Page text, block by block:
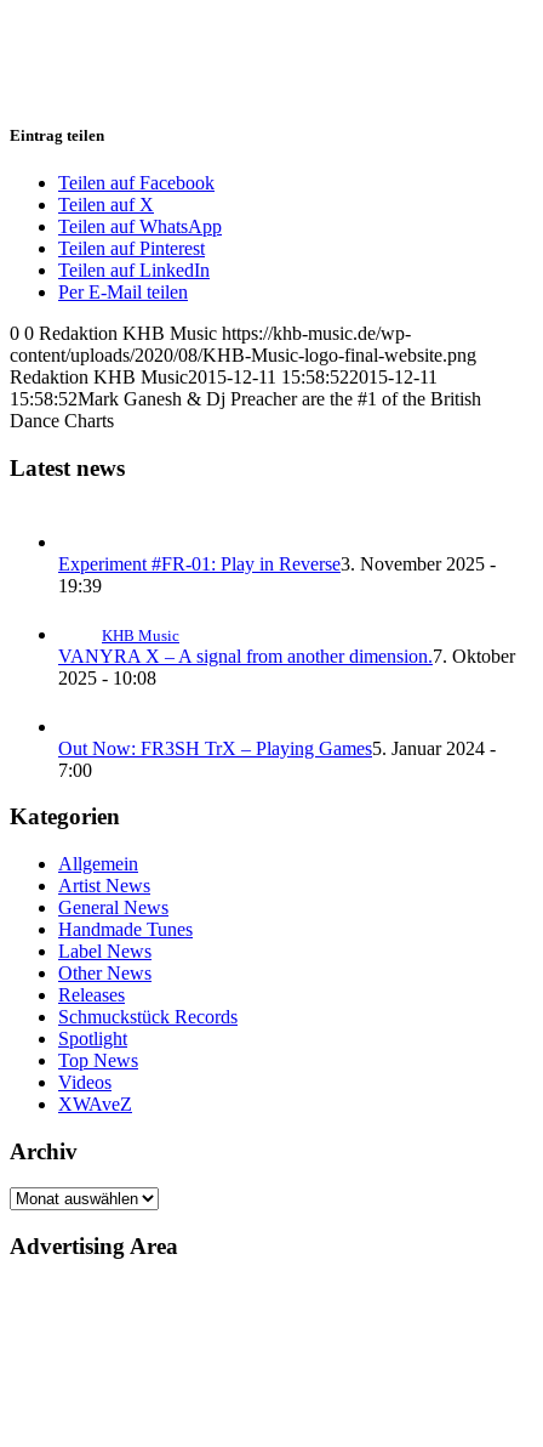
Eintrag teilen
Teilen auf Facebook
Teilen auf X
Teilen auf WhatsApp
Teilen auf Pinterest
Teilen auf LinkedIn
Per E-Mail teilen
0 0 Redaktion KHB Music https://khb-music.de/wp-
content/uploads/2020/08/KHB-Music-logo-final-website.png
Redaktion KHB Music2015-12-11 15:58:522015-12-11
15:58:52Mark Ganesh & Dj Preacher are the #1 of the British
Dance Charts
Latest news
Experiment #FR-01: Play in Reverse3. November 2025 -
19:39
KHB Music
VANYRA X – A signal from another dimension.7. Oktober
2025 - 10:08
Out Now: FR3SH TrX – Playing Games5. Januar 2024 -
7:00
Kategorien
Allgemein
Artist News
General News
Handmade Tunes
Label News
Other News
Releases
Schmuckstück Records
Spotlight
Top News
Videos
XWAveZ
Archiv
Archiv
Advertising Area